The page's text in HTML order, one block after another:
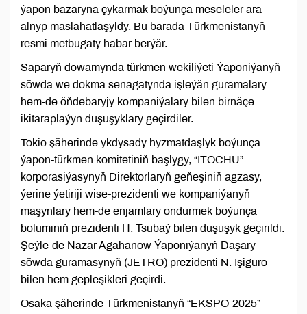
ýapon bazaryna çykarmak boýunça meseleler ara
alnyp maslahatlaşyldy. Bu barada Türkmenistanyň
resmi metbugaty habar berýär.
Saparyň dowamynda türkmen wekiliýeti Ýaponiýanyň
söwda we dokma senagatynda işleýän guramalary
hem-de öňdebaryjy kompaniýalary bilen birnäçe
ikitaraplaýyn duşuşyklary geçirdiler.
Tokio şäherinde ykdysady hyzmatdaşlyk boýunça
ýapon-türkmen komitetiniň başlygy, “ITOCHU”
korporasiýasynyň Direktorlaryň geňeşiniň agzasy,
ýerine ýetiriji wise-prezidenti we kompaniýanyň
maşynlary hem-de enjamlary öndürmek boýunça
bölüminiň prezidenti H. Tsubaý bilen duşuşyk geçirildi.
Şeýle-de Nazar Agahanow Ýaponiýanyň Daşary
söwda guramasynyň (JETRO) prezidenti N. Işiguro
bilen hem gepleşikleri geçirdi.
Osaka şäherinde Türkmenistanyň “EKSPO-2025”